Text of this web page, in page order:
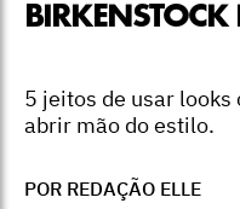
5 jeitos de usar
abrir mão do estilo.
POR REDAÇÃO ELLE